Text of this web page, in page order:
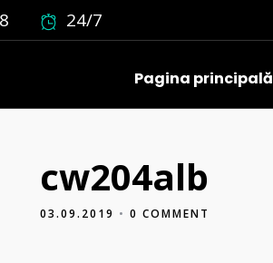
24/7
Pagina principală
cw204alb
03.09.2019 • 0 COMMENT